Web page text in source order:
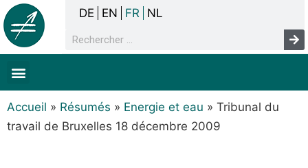
DE EN FR NL
Accueil » Résumés » Energie et eau » Tribunal du
travail de Bruxelles 18 décembre 2009